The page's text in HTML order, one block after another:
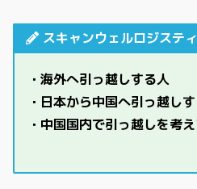
スキャンウェルロジステ
・海外へ引っ越しする人
・日本から中国へ引っ越し
・中国国内で引っ越しを考